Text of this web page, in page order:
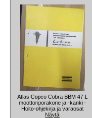
Atlas Copco Cobra BBM 47 L
moottoriporakone ja -kanki -
Hoito-ohjekirja ja varaosat
Näytä